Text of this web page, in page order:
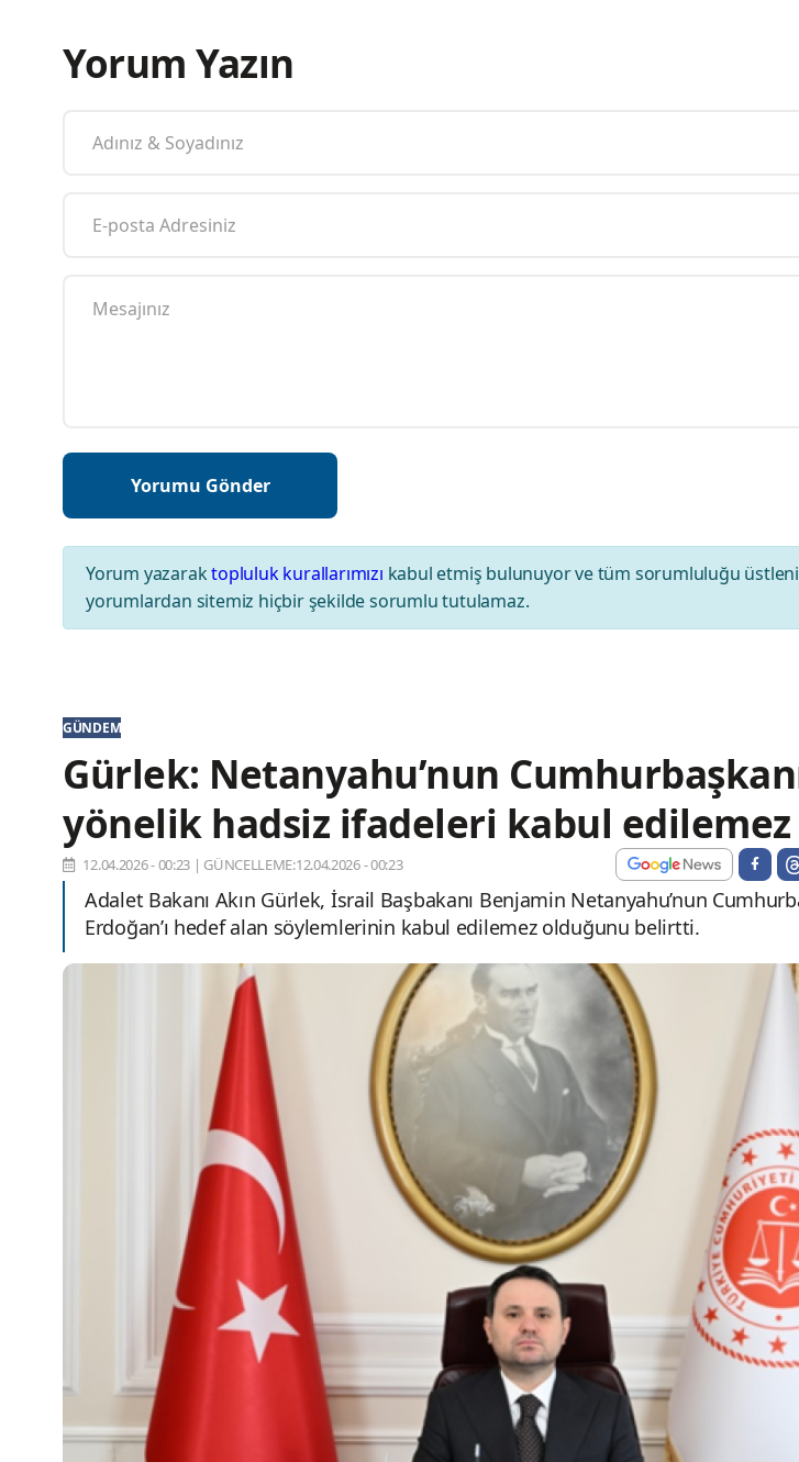
Yorum Yazın
Yorum yazaraktopluluk kurallarımızı kabul etmiş bulunuyor ve tüm sorumluluğu
yorumlardan sitemiz hiçbir şekilde sorumlu tutulamaz.
GÜNDEM
Gürlek: Netanyahu’nun
yönelik hadsiz ifadeleri kabul edilemez
12.04.2026 - 00:23 | GÜNCELLEME:12.04.2026 - 00:23
Adalet Bakanı Akın Gürlek, İsrail Başbakanı Benjamin Netanyahu’nun
Erdoğan’ı hedef alan söylemlerinin kabul edilemez olduğunu belirtti.